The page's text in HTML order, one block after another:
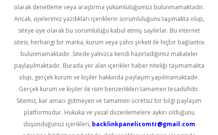
olarak denetleme veya araştırma yükümlülüğümüz bulunmamaktadır.
Ancak, üyelerimiz yazdıkları içeriklerin sorumluluğunu taşımakta olup,
siteye üye olarak bu sorumluluğu kabul etmiş sayılırlar. Bu internet
sitesi, herhangi bir marka, kurum veya şahıs şirketi ile hiçbir bağlantısı
bulunmamaktadır. Sitede yalnızca kendi hazırladığımız makaleler
paylaşılmaktadır. Burada yer alan içerikler haber niteliği taşımamakta
olup, gerçek kurum ve kişiler hakkında paylaşım yapılmamaktadır.
Gerçek kurum ve kişiler ile isim benzerlikleri tamamen tesadüfidir.
Sitemiz, kar amacı gütmeyen ve tamamen ücretsiz bir bilgi paylaşım
platformudur. Hukuka ve yasal düzenlemelere aykırı olduğunu
düşündüğünüz içerikleri, backlinkpanelicomtr@gmail.com